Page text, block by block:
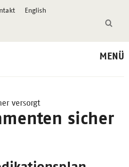
English
MENÜ
versorgt
sicher